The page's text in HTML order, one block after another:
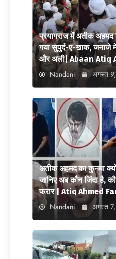
प्रयागराज में अतीक
गया सुपुर्द-ए-खाक, जनाजे
और अली| Abaan Atiq
Nandani अगस्त
अतीक अहमद का कुनबा क्यों
जानिए अब कौन जिंदा है,
फरार | Atiq Ahmed
Nandani अगस्त